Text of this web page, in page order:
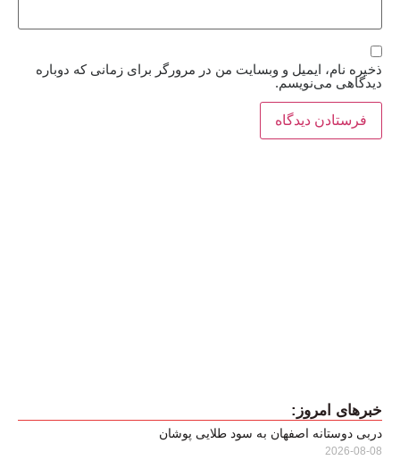
ذخیره نام، ایمیل و وبسایت من در مرورگر برای زمانی که دوباره
دیدگاهی می‌نویسم.
خبرهای امروز:
دربی دوستانه اصفهان به سود طلایی پوشان
2026-08-08